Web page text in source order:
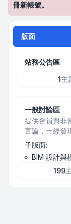
冊新帳號。
版面
站務公告區
1主
一般討論區
提供會員與非
言論，一經發
子版面:
BIM 設計與
199